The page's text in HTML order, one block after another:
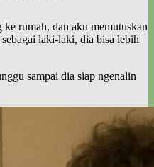
rumah, dan aku memutuskan
laki-laki, dia bisa lebih
sampai dia siap ngenalin